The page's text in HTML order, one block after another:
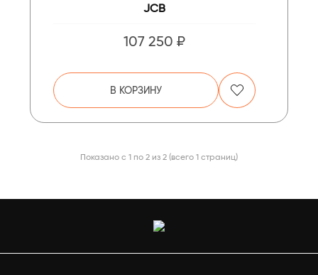
JCB
107 250 ₽
В КОРЗИНУ
Показано с 1 по 2 из 2 (всего 1 страниц)